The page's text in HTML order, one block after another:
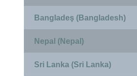
Bangladeş (Bangladesh)
Nepal (Nepal)
Sri Lanka (Sri Lanka)